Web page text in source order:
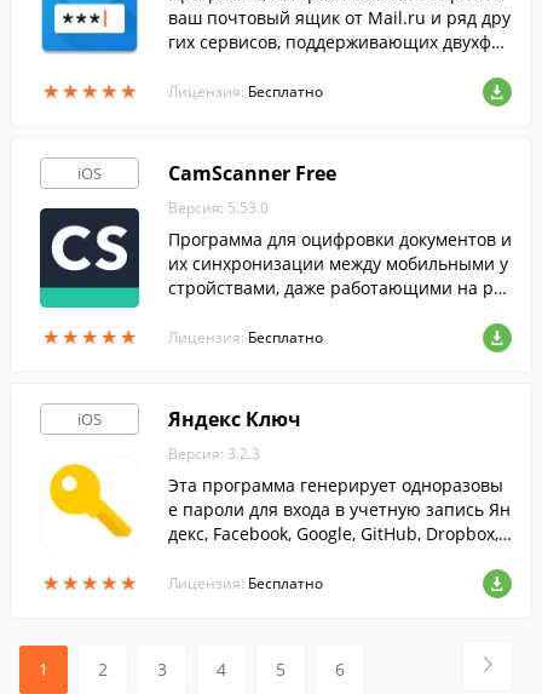
★★★★★
★★★★★
ваш почтовый ящик от Mail.ru и ряд дру
гих сервисов, поддерживающих двухфак
ированного доступа.
Лицензия: Бесплатно
iOS
★★★★★
★★★★★
CamScanner Free
Версия: 5.53.0
Программа для оцифровки документов и
их синхронизации между мобильными у
стройствами, даже работающими на раз
Лицензия: Бесплатно
iOS
★★★★★
★★★★★
Яндекс Ключ
Версия: 3.2.3
Эта программа генерирует одноразовы
е пароли для входа в учетную запись Ян
декс, Facebook, Google, GitHub, Dropbox,
оорной аутентификацией.
Лицензия: Бесплатно
1 2 3 4 5 6